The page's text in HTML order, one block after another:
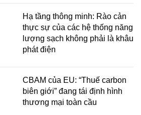
Hạ tầng thông minh: Rào cản
thực sự của các hệ thống năng
lượng sạch không phải là khâu
phát điện
CBAM của EU: “Thuế carbon
biên giới” đang tái định hình
thương mại toàn cầu